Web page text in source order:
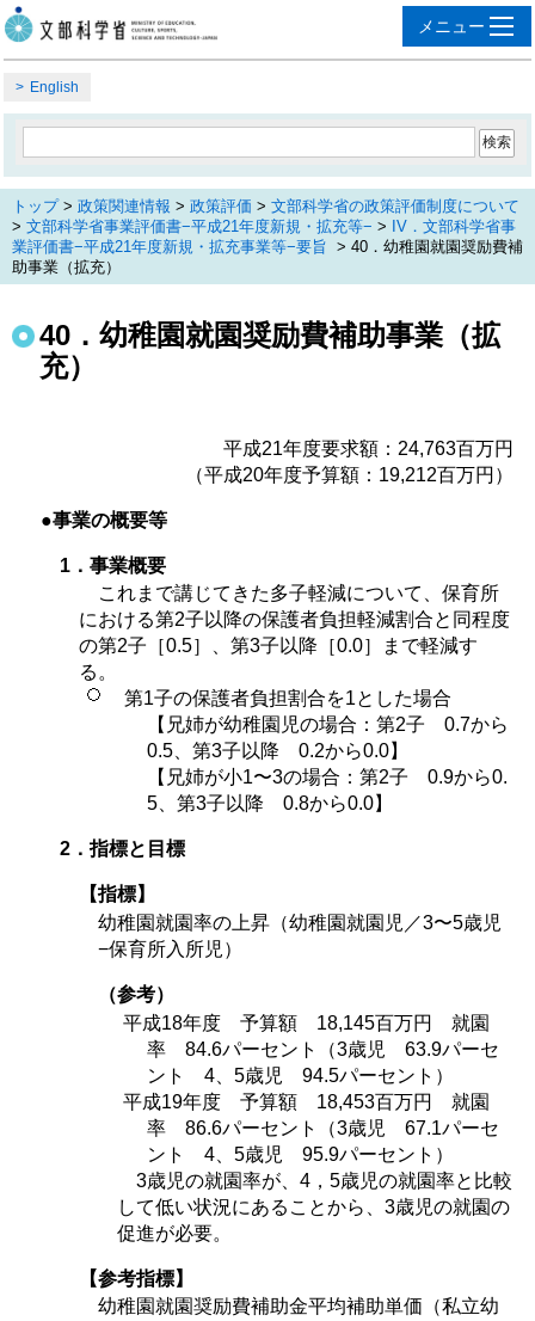
English
トップ> 政策関連情報 > 政策評価 > 文部科学省の政策評価制度について
> 文部科学省事業評価書−平成21年度新規・拡充等− > IV．文部科学省事
業評価書−平成21年度新規・拡充事業等−要旨 > 40．幼稚園就園奨励費補
助事業（拡充）
40．幼稚園就園奨励費補助事業（拡
充）
平成21年度要求額：24,763百万円
（平成20年度予算額：19,212百万円）
●事業の概要等
1．事業概要
これまで講じてきた多子軽減について、保育所
における第2子以降の保護者負担軽減割合と同程度
の第2子［0.5］、第3子以降［0.0］まで軽減す
る。
第1子の保護者負担割合を1とした場合
【兄姉が幼稚園児の場合：第2子 0.7から
0.5、第3子以降 0.2から0.0】
【兄姉が小1〜3の場合：第2子 0.9から0.
5、第3子以降 0.8から0.0】
2．指標と目標
【指標】
幼稚園就園率の上昇（幼稚園就園児／3〜5歳児
−保育所入所児）
（参考）
平成18年度 予算額 18,145百万円 就園
率 84.6パーセント（3歳児 63.9パーセ
ント 4、5歳児 94.5パーセント）
平成19年度 予算額 18,453百万円 就園
率 86.6パーセント（3歳児 67.1パーセ
ント 4、5歳児 95.9パーセント）
3歳児の就園率が、4，5歳児の就園率と比較
して低い状況にあることから、3歳児の就園の
促進が必要。
【参考指標】
幼稚園就園奨励費補助金平均補助単価（私立幼